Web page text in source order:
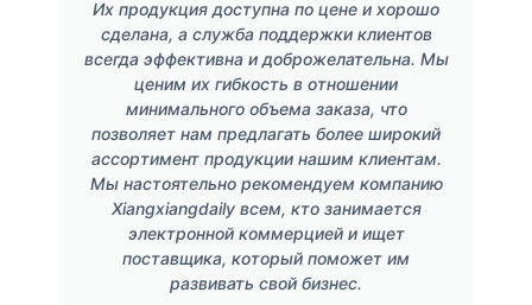
Их продукция доступна по цене и хорошо
сделана, а служба поддержки клиентов
всегда эффективна и доброжелательна. Мы
ценим их гибкость в отношении
минимального объема заказа, что
позволяет нам предлагать более широкий
ассортимент продукции нашим клиентам.
Мы настоятельно рекомендуем компанию
Xiangxiangdaily всем, кто занимается
электронной коммерцией и ищет
поставщика, который поможет им
развивать свой бизнес.